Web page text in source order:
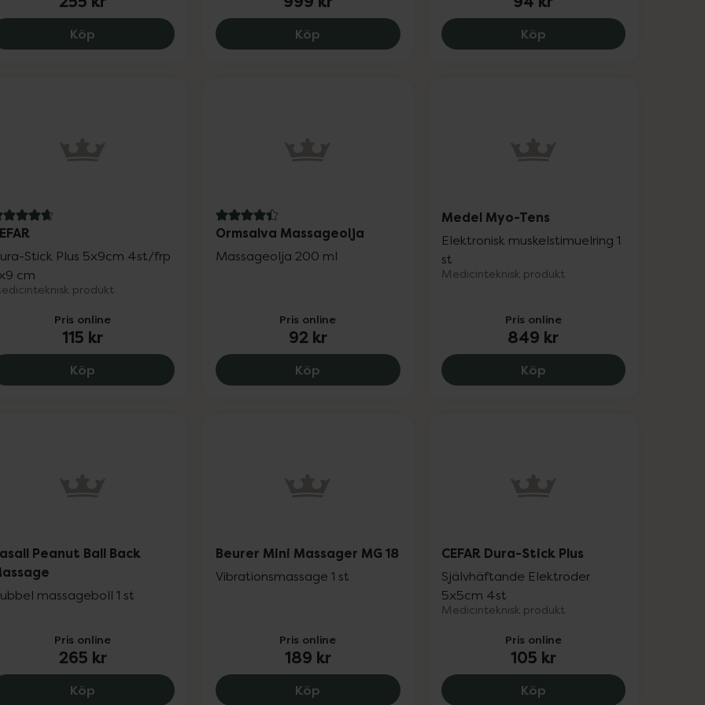
Köp Beurer Elektroder EM 50, 255 kr.Köp OMRON E3 Intense HV-4021-E4W, 999 kr.
KöpGaiam Restore Foot
av 5 i omdöme
Stick Plus 5x9cm 4st/frp
cm
produkt
Pris online
115 kr
Köp CEFAR, 115 kr.
4.4 av 5 i omdöme
Ormsalva Massageolja
Massageolja 200 ml
Pris online
92 kr
Köp Ormsalva Massageolja, 92 kr.
Medel Myo-Tens
Elektronisk muskelstimuelring 1
st
Medicinteknisk produkt
Pris online
849 kr
KöpMedel Myo-Tens, 849 kr.
Peanut Ball Back
massageboll 1 st
Pris online
265 kr
Köp Casall Peanut Ball Back Massage, 265 kr.
Beurer Mini Massager MG 18
Vibrationsmassage 1 st
Pris online
189 kr
Köp Beurer Mini Massager MG 18, 189 kr.
CEFAR Dura-Stick Plus
Självhäftande Elektroder
5x5cm 4st
Medicinteknisk produkt
Pris online
105 kr
KöpCEFAR Dura-Stick Plus,